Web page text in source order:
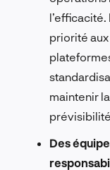
priorité
maintenir
Des